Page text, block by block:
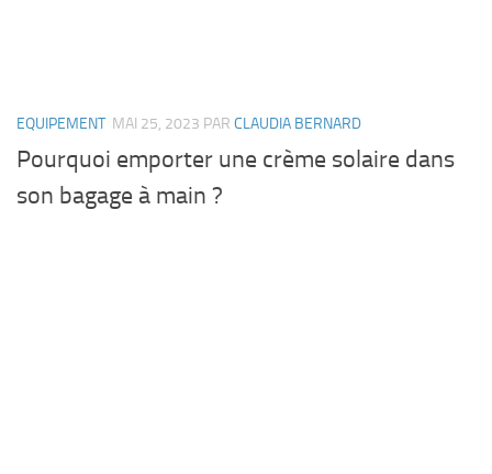
EQUIPEMENT MAI 25, 2023 PAR CLAUDIA BERNARD
Pourquoi emporter une crème solaire dans
son bagage à main ?